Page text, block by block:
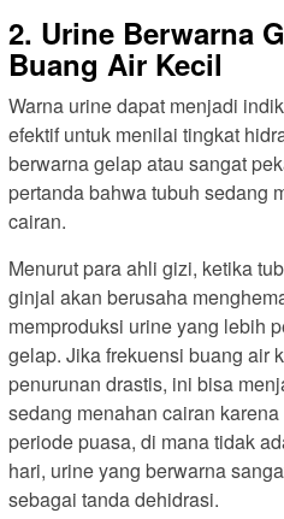
2. Urine Berwarna
Buang Air Kecil
Warna urine dapat menjadi
efektif untuk menilai tingkat
berwarna gelap atau sangat
pertanda bahwa tubuh sedang
cairan.
Menurut para ahli gizi, ketika
ginjal akan berusaha
memproduksi urine yang lebih
gelap. Jika frekuensi buang air
penurunan drastis, ini bisa
sedang menahan cairan
periode puasa, di mana tidak
hari, urine yang berwarna
sebagai tanda dehidrasi.